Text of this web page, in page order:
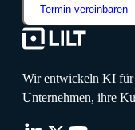
Termin vereinbaren
Wir entwickeln KI für
Unternehmen, ihre